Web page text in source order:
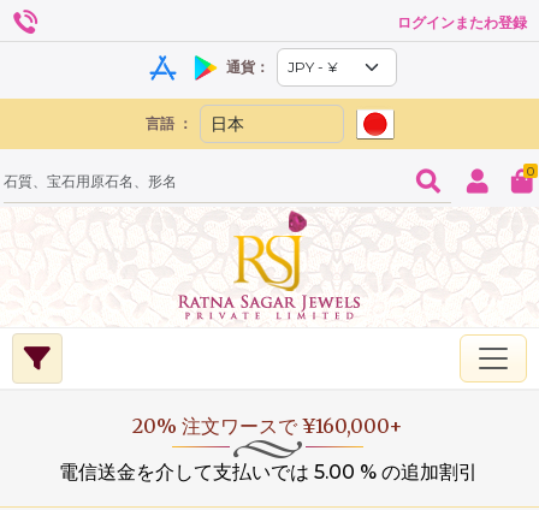
ログインまたわ登録
通貨：
言語 ：
0
20% 注文ワースで ¥160,000+
電信送金を介して支払いでは 5.00 % の追加割引